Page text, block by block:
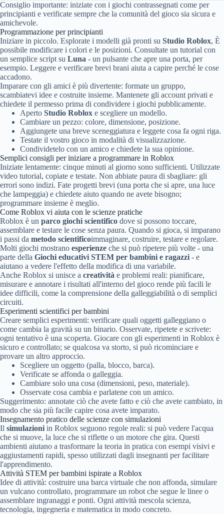
Consiglio importante: iniziate con i giochi contrassegnati come per
principianti e verificate sempre che la comunità del gioco sia sicura e
amichevole.
Programmazione per principianti
Iniziare in piccolo. Esplorate i modelli già pronti su Studio Roblox, È
possibile modificare i colori e le posizioni. Consultate un tutorial con
un semplice script su Luna - un pulsante che apre una porta, per
esempio. Leggere e verificare brevi brani aiuta a capire perché le cose
accadono.
Imparare con gli amici è più divertente: formate un gruppo,
scambiatevi idee e costruite insieme. Mantenete gli account privati e
chiedete il permesso prima di condividere i giochi pubblicamente.
Aperto Studio Roblox e scegliere un modello.
Cambiare un pezzo: colore, dimensione, posizione.
Aggiungete una breve sceneggiatura e leggete cosa fa ogni riga.
Testate il vostro gioco in modalità di visualizzazione.
Condividetelo con un amico e chiedete la sua opinione.
Semplici consigli per iniziare a programmare in Roblox
Iniziate lentamente: cinque minuti al giorno sono sufficienti. Utilizzate
video tutorial, copiate e testate. Non abbiate paura di sbagliare: gli
errori sono indizi. Fate progetti brevi (una porta che si apre, una luce
che lampeggia) e chiedete aiuto quando ne avete bisogno;
programmare insieme è meglio.
Come Roblox vi aiuta con le scienze pratiche
Roblox è un parco giochi scientifico dove si possono toccare,
assemblare e testare le cose senza paura. Quando si gioca, si imparano
i passi da metodo scientificoimmaginare, costruire, testare e regolare.
Molti giochi mostrano esperienze che si può ripetere più volte - una
parte della Giochi educativi STEM per bambini e ragazzi - e
aiutano a vedere l'effetto della modifica di una variabile.
Anche Roblox si unisce a creatività e problemi reali: pianificare,
misurare e annotare i risultati all'interno del gioco rende più facili le
idee difficili, come la comprensione della galleggiabilità o di semplici
circuiti.
Esperimenti scientifici per bambini
Creare semplici esperimenti: verificare quali oggetti galleggiano o
come cambia la gravità su un binario. Osservate, ripetete e scrivete:
ogni tentativo è una scoperta. Giocare con gli esperimenti in Roblox è
sicuro e controllato; se qualcosa va storto, si può ricominciare e
provare un altro approccio.
Scegliere un oggetto (palla, blocco, barca).
Verificate se affonda o galleggia.
Cambiare solo una cosa (dimensioni, peso, materiale).
Osservate cosa cambia e parlatene con un amico.
Suggerimento: annotate ciò che avete fatto e ciò che avete cambiato, in
modo che sia più facile capire cosa avete imparato.
Insegnamento pratico delle scienze con simulazioni
Il simulazioni in Roblox seguono regole reali: si può vedere l'acqua
che si muove, la luce che si riflette o un motore che gira. Questi
ambienti aiutano a trasformare la teoria in pratica con esempi visivi e
aggiustamenti rapidi, spesso utilizzati dagli insegnanti per facilitare
l'apprendimento.
Attività STEM per bambini ispirate a Roblox
Idee di attività: costruire una barca virtuale che non affonda, simulare
un vulcano controllato, programmare un robot che segue le linee o
assemblare ingranaggi e ponti. Ogni attività mescola scienza,
tecnologia, ingegneria e matematica in modo concreto.